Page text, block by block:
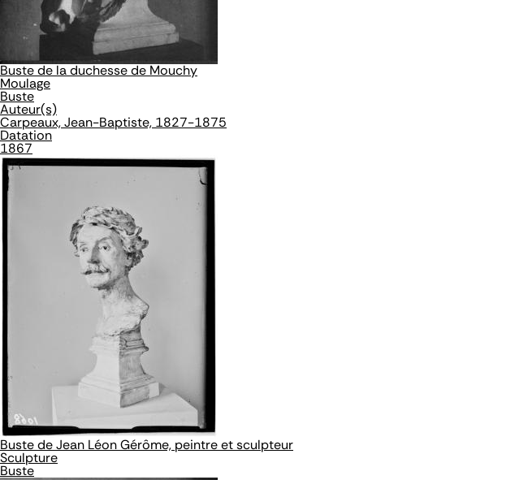
Buste de la duchesse de Mouchy
Moulage
Buste
Auteur(s)
Carpeaux, Jean-Baptiste, 1827-1875
Datation
1867
Buste de Jean Léon Gérôme, peintre et sculpteur
Sculpture
Buste